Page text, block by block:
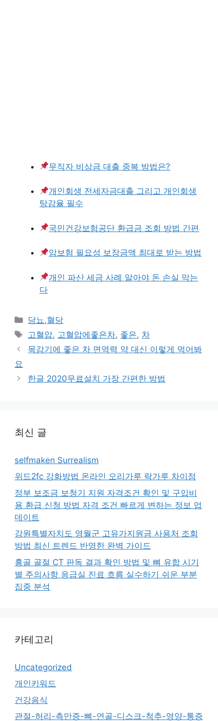
무직자 비상금 대출 중복 방법은?
개인회생 전세자금대출 그리고 개인회생
탕감율 필수
국민건강보험공단 환급금 조회 방법 간편
암보험 필요성 보장금액 최대로 받는 방법
개인 파산 세금 사례 알아야 돈 손실 막는
다
카
테
리
당뇨,혈당
태
그
고혈압, 고혈압에좋은차, 좋은, 차
목감기에 좋은 차 면역력 약 대신 이렇게 먹어봐
요
한글 2020무료설치 가장 간편한 방법
최신 글
selfmaken Surrealism
위드2fc 강화방법 온라인 오리가루 락가루 차이점
정부 보조금 보청기 지원 자격조건 확인 및 구입비
용 환급 신청 방법 자격 조건 빠르게 변하는 정보 업
데이트
강원특별자치도 영월군 고유가지원금 사용처 조회
방법 최신 트렌드 반영한 완벽 가이드
흉골 골절 CT 판독 결과 확인 방법 및 뼈 유합 시기
별 주의사항 응급실 진료 흐름 실수하기 쉬운 부분
집중 분석
카테고리
Uncategorized
개인키워드
건강음식
관절-허리-측만증-뼈-연골-디스크-척추-영양-통증